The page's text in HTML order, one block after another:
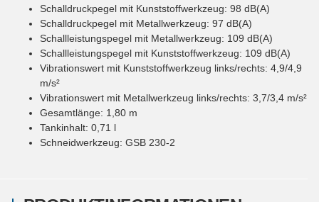
Schalldruckpegel mit Kunststoffwerkzeug: 98 dB(A)
Schalldruckpegel mit Metallwerkzeug: 97 dB(A)
Schallleistungspegel mit Metallwerkzeug: 109 dB(A)
Schallleistungspegel mit Kunststoffwerkzeug: 109 dB(A)
Vibrationswert mit Kunststoffwerkzeug links/rechts: 4,9/4,9
m/s²
Vibrationswert mit Metallwerkzeug links/rechts: 3,7/3,4 m/s²
Gesamtlänge: 1,80 m
Tankinhalt: 0,71 l
Schneidwerkzeug: GSB 230-2